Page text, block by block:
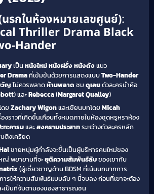
รกในห้องหมายเลขศูนย์):
Thriller Drama Black
Hander
เป็น หนังใหม่หนังฝรั่งหนังดังแนว
Dramaที่เข้มข้นด้วยการแสดงแบบTwo-Hander
วัญไม่ควรพลาดห้ามพลาด ชม ดูเลยตัวละครนำคือ
) และRebecca(Margaret Qualley)
ย Zachary Wigonและเขียนบทโดย Micah
งราวที่เกิดขึ้นเกือบทั้งหมดภายในห้องชุดหรูหราห้อง
ทะคารมและสงครามประสาทระหว่างตัวละครหลัก
ตึงเครียด
ชายหนุ่มผู้กำลังจะขึ้นเป็นผู้บริหารคนใหม่ของ
ญ่ พยายามที่จะยุติความสัมพันธ์ลับของเขากับ
(ผู้เชี่ยวชาญด้าน BDSM ที่เน้นบทบาทการ
ารให้ความสัมพันธ์แบบลับ ๆ นี้จบลง ก่อนที่เขาจะต้อง
เป็นที่จับตามองของสาธารณชน